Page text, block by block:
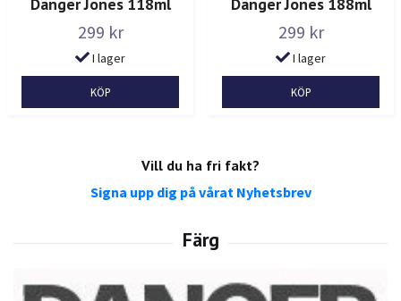
Vill du ha fri fakt?
Signa upp dig på vårat Nyhetsbrev
299 kr
I lager
299 kr
I lager